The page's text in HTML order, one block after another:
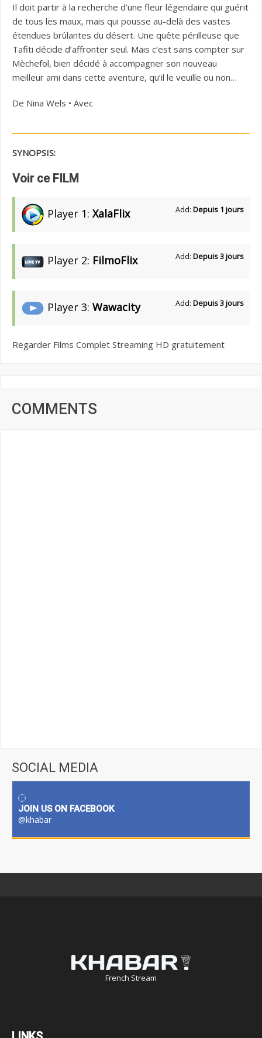
Il doit partir à la recherche d’une fleur légendaire qui guérit
de tous les maux, mais qui pousse au-delà des vastes
étendues brûlantes du désert. Une quête périlleuse que
Tafiti décide d’affronter seul. Mais c’est sans compter sur
Mèchefol, bien décidé à accompagner son nouveau
meilleur ami dans cette aventure, qu’il le veuille ou non…
De Nina Wels • Avec
SYNOPSIS:
Voir ce FILM
Player 1: XalaFlix Add: Depuis 1 jours
Player 2: FilmoFlix Add: Depuis 3 jours
Player 3: Wawacity Add: Depuis 3 jours
Regarder Films Complet Streaming HD gratuitement
COMMENTS
SOCIAL MEDIA
JOIN US ON FACEBOOK
@khabar
French Stream